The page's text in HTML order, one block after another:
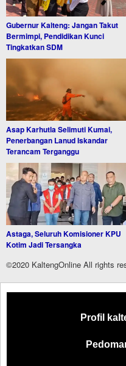
Gubernur Kalteng: Jangan Takut
Bermimpi, Pendidikan Kunci
Tingkatkan SDM
Asap Karhutla Selimuti Kumai,
Penerbangan Lanud Iskandar
Terancam Terganggu
Astaga, Seluruh Komisioner KPU
Kotim Jadi Tersangka
©2020 KaltengOnline All rights
Profil